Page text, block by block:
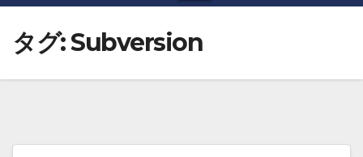
タグ:Subversion